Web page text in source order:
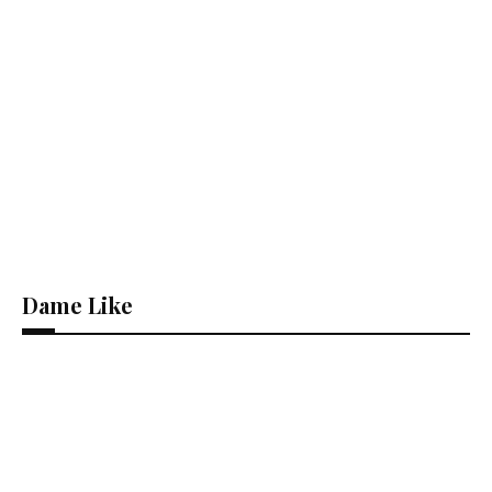
Dame Like